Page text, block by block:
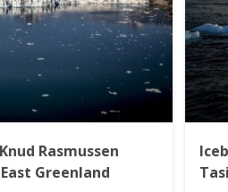
Rasmussen
Greenland